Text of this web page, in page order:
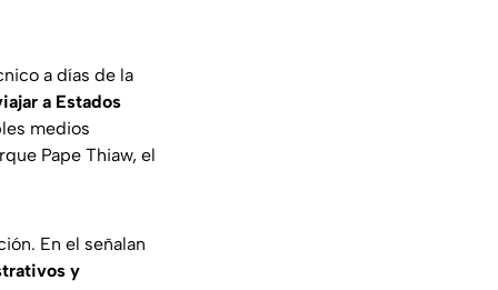
a días de la
a Estados
medios
Pape Thiaw, el
En el señalan
y